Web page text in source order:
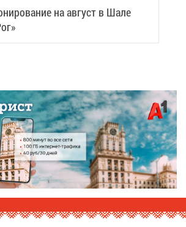
на ав­густ в Ша­ле